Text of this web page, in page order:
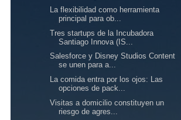
La flexibilidad como herramienta
principal para ob...
Tres startups de la Incubadora
Santiago Innova (IS...
Salesforce y Disney Studios Content
se unen para a...
La comida entra por los ojos: Las
opciones de pack...
Visitas a domicilio constituyen un
riesgo de agres...